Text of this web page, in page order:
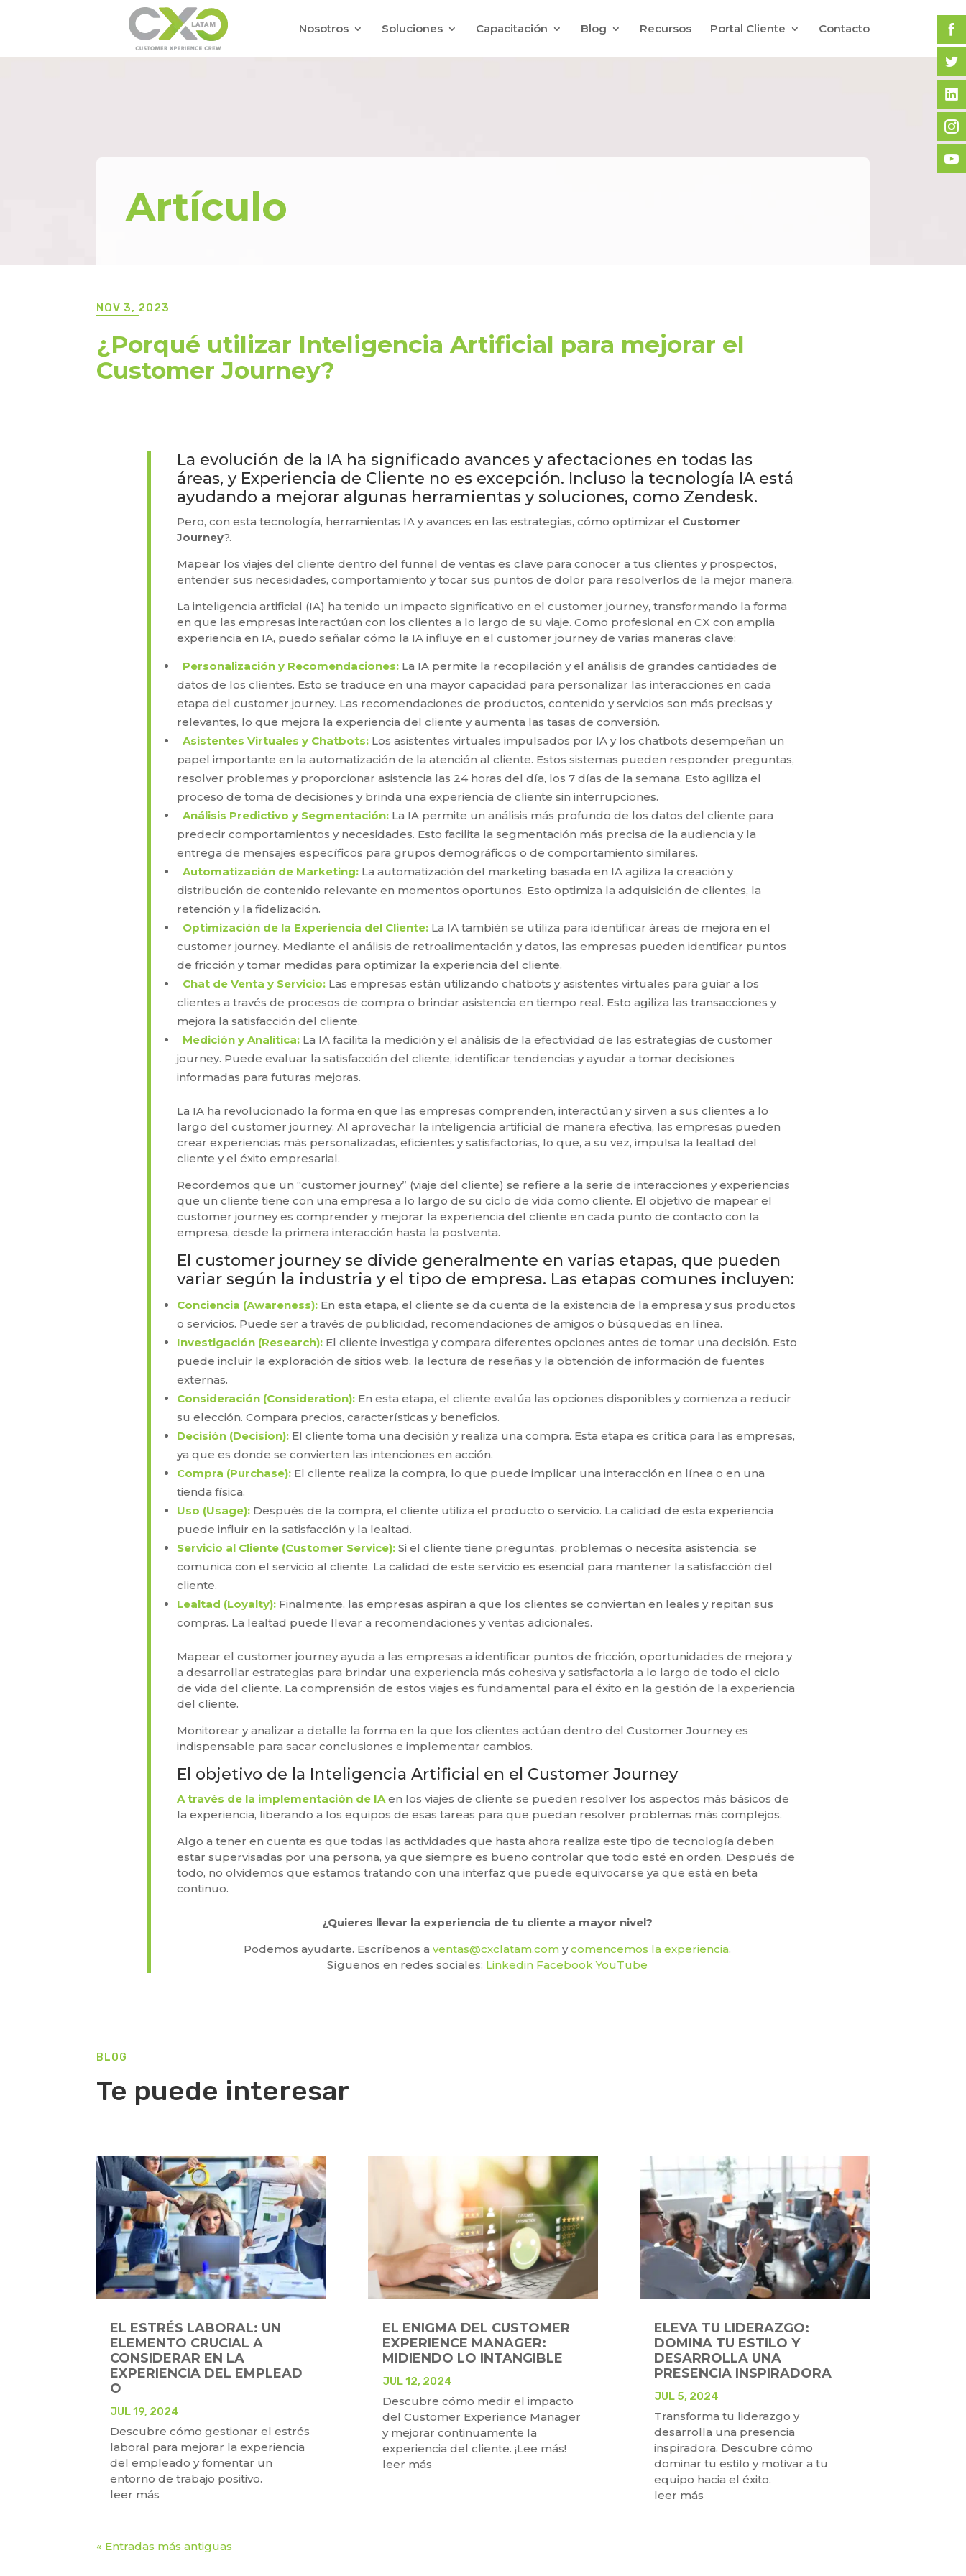
Nosotros Soluciones Capacitación Blog Recursos Portal Cliente Contacto
Artículo
NOV 3, 2023
¿Porqué utilizar Inteligencia Artificial para mejorar el
Customer Journey?
La evolución de la IA ha significado avances y afectaciones en todas las
áreas, y Experiencia de Cliente no es excepción. Incluso la tecnología IA está
ayudando a mejorar algunas herramientas y soluciones, como Zendesk.
Pero, con esta tecnología, herramientas IA y avances en las estrategias, cómo optimizar el Customer
Journey?.
Mapear los viajes del cliente dentro del funnel de ventas es clave para conocer a tus clientes y prospectos,
entender sus necesidades, comportamiento y tocar sus puntos de dolor para resolverlos de la mejor manera.
La inteligencia artificial (IA) ha tenido un impacto significativo en el customer journey, transformando la forma
en que las empresas interactúan con los clientes a lo largo de su viaje. Como profesional en CX con amplia
experiencia en IA, puedo señalar cómo la IA influye en el customer journey de varias maneras clave:
Personalización y Recomendaciones: La IA permite la recopilación y el análisis de grandes cantidades de
datos de los clientes. Esto se traduce en una mayor capacidad para personalizar las interacciones en cada
etapa del customer journey. Las recomendaciones de productos, contenido y servicios son más precisas y
relevantes, lo que mejora la experiencia del cliente y aumenta las tasas de conversión.
Asistentes Virtuales y Chatbots: Los asistentes virtuales impulsados por IA y los chatbots desempeñan un
papel importante en la automatización de la atención al cliente. Estos sistemas pueden responder preguntas,
resolver problemas y proporcionar asistencia las 24 horas del día, los 7 días de la semana. Esto agiliza el
proceso de toma de decisiones y brinda una experiencia de cliente sin interrupciones.
Análisis Predictivo y Segmentación: La IA permite un análisis más profundo de los datos del cliente para
predecir comportamientos y necesidades. Esto facilita la segmentación más precisa de la audiencia y la
entrega de mensajes específicos para grupos demográficos o de comportamiento similares.
Automatización de Marketing: La automatización del marketing basada en IA agiliza la creación y
distribución de contenido relevante en momentos oportunos. Esto optimiza la adquisición de clientes, la
retención y la fidelización.
Optimización de la Experiencia del Cliente: La IA también se utiliza para identificar áreas de mejora en el
customer journey. Mediante el análisis de retroalimentación y datos, las empresas pueden identificar puntos
de fricción y tomar medidas para optimizar la experiencia del cliente.
Chat de Venta y Servicio: Las empresas están utilizando chatbots y asistentes virtuales para guiar a los
clientes a través de procesos de compra o brindar asistencia en tiempo real. Esto agiliza las transacciones y
mejora la satisfacción del cliente.
Medición y Analítica: La IA facilita la medición y el análisis de la efectividad de las estrategias de customer
journey. Puede evaluar la satisfacción del cliente, identificar tendencias y ayudar a tomar decisiones
informadas para futuras mejoras.
La IA ha revolucionado la forma en que las empresas comprenden, interactúan y sirven a sus clientes a lo
largo del customer journey. Al aprovechar la inteligencia artificial de manera efectiva, las empresas pueden
crear experiencias más personalizadas, eficientes y satisfactorias, lo que, a su vez, impulsa la lealtad del
cliente y el éxito empresarial.
Recordemos que un “customer journey” (viaje del cliente) se refiere a la serie de interacciones y experiencias
que un cliente tiene con una empresa a lo largo de su ciclo de vida como cliente. El objetivo de mapear el
customer journey es comprender y mejorar la experiencia del cliente en cada punto de contacto con la
empresa, desde la primera interacción hasta la postventa.
El customer journey se divide generalmente en varias etapas, que pueden
variar según la industria y el tipo de empresa. Las etapas comunes incluyen:
Conciencia (Awareness): En esta etapa, el cliente se da cuenta de la existencia de la empresa y sus productos
o servicios. Puede ser a través de publicidad, recomendaciones de amigos o búsquedas en línea.
Investigación (Research): El cliente investiga y compara diferentes opciones antes de tomar una decisión. Esto
puede incluir la exploración de sitios web, la lectura de reseñas y la obtención de información de fuentes
externas.
Consideración (Consideration): En esta etapa, el cliente evalúa las opciones disponibles y comienza a reducir
su elección. Compara precios, características y beneficios.
Decisión (Decision): El cliente toma una decisión y realiza una compra. Esta etapa es crítica para las empresas,
ya que es donde se convierten las intenciones en acción.
Compra (Purchase): El cliente realiza la compra, lo que puede implicar una interacción en línea o en una
tienda física.
Uso (Usage): Después de la compra, el cliente utiliza el producto o servicio. La calidad de esta experiencia
puede influir en la satisfacción y la lealtad.
Servicio al Cliente (Customer Service): Si el cliente tiene preguntas, problemas o necesita asistencia, se
comunica con el servicio al cliente. La calidad de este servicio es esencial para mantener la satisfacción del
cliente.
Lealtad (Loyalty): Finalmente, las empresas aspiran a que los clientes se conviertan en leales y repitan sus
compras. La lealtad puede llevar a recomendaciones y ventas adicionales.
Mapear el customer journey ayuda a las empresas a identificar puntos de fricción, oportunidades de mejora y
a desarrollar estrategias para brindar una experiencia más cohesiva y satisfactoria a lo largo de todo el ciclo
de vida del cliente. La comprensión de estos viajes es fundamental para el éxito en la gestión de la experiencia
del cliente.
Monitorear y analizar a detalle la forma en la que los clientes actúan dentro del Customer Journey es
indispensable para sacar conclusiones e implementar cambios.
El objetivo de la Inteligencia Artificial en el Customer Journey
A través de la implementación de IA en los viajes de cliente se pueden resolver los aspectos más básicos de
la experiencia, liberando a los equipos de esas tareas para que puedan resolver problemas más complejos.
Algo a tener en cuenta es que todas las actividades que hasta ahora realiza este tipo de tecnología deben
estar supervisadas por una persona, ya que siempre es bueno controlar que todo esté en orden. Después de
todo, no olvidemos que estamos tratando con una interfaz que puede equivocarse ya que está en beta
continuo.
¿Quieres llevar la experiencia de tu cliente a mayor nivel?
Podemos ayudarte. Escríbenos a ventas@cxclatam.com ycomencemos la experiencia.
Síguenos en redes sociales: Linkedin Facebook YouTube
BLOG
Te puede interesar
EL ESTRÉS LABORAL: UN
ELEMENTO CRUCIAL A
CONSIDERAR EN LA
EXPERIENCIA DEL EMPLEAD
O
JUL 19, 2024
Descubre cómo gestionar el estrés
laboral para mejorar la experiencia
del empleado y fomentar un
entorno de trabajo positivo.
leer más
EL ENIGMA DEL CUSTOMER
EXPERIENCE MANAGER:
MIDIENDO LO INTANGIBLE
JUL 12, 2024
Descubre cómo medir el impacto
del Customer Experience Manager
y mejorar continuamente la
experiencia del cliente. ¡Lee más!
leer más
ELEVA TU LIDERAZGO:
DOMINA TU ESTILO Y
DESARROLLA UNA
PRESENCIA INSPIRADORA
JUL 5, 2024
Transforma tu liderazgo y
desarrolla una presencia
inspiradora. Descubre cómo
dominar tu estilo y motivar a tu
equipo hacia el éxito.
leer más
« Entradas más antiguas